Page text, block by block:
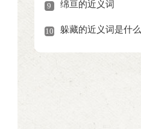
9 绵亘的近义词
10 躲藏的近义词是什么